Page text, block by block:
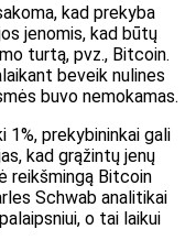
kad prekyba
jenomis, kad būtų
turtą, pvz., Bitcoin.
beveik nulines
buvo nemokamas.
1%, prekybininkai gali
kad grąžintų jenų
reikšmingą Bitcoin
Schwab analitikai
o tai laikui